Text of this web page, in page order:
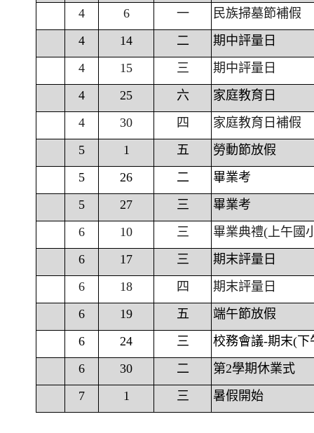
4
6 一
民族掃墓節補假
4
14 二
期中評量日
4
15 三
期中評量日
4
25 六
家庭教育日
4
30 四
家庭教育日補假
5
1 五
勞動節放假
5
26 二
畢業考
5
27 三
畢業考
6
10 三
畢業典禮(上午國
6
17 三
期末評量日
6
18 四
期末評量日
6
19 五
端午節放假
6
24 三
校務會議-期末(下
6
30 二
第2學期休業式
7
1 三 暑假開始